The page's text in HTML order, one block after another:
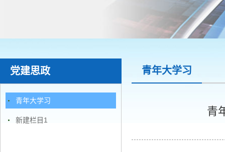
党建思政
青年大学习
新建栏目1
青年大学习
青